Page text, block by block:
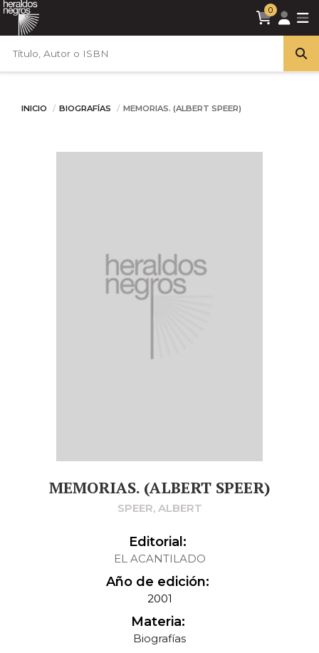
0
INICIO BIOGRAFÍAS MEMORIAS. (ALBERT SPEER)
MEMORIAS. (ALBERT SPEER)
SPEER, ALBERT
Editorial:
EL ACANTILADO
Año de edición:
2001
Materia:
Biografías